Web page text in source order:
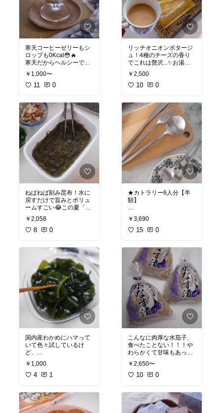
寒天コーヒーゼリーもシ
ロップも0Kcal😳🔥
寒天だからヘルシーで食
べ応えあるし、
食べる時は袋の上から揉
むだけ！牛乳加えても美
#オリジナル写真
￥1,000〜
11 0
ねばねば刻み昆布！水に
戻すだけで旨みとボリュ
ームすごい😂この夏「だ
し」にハマって何度も作
ってるけど、ここの本当
コスパいい◎キムチや納
#オリジナル写真
￥2,058
8 0
国内産わかめにハマって
いて色々試しているけ
ど、
ここのも肉厚で美味し
い〜！！
サラダ等のかさましに便
#オリジナル写真
￥1,000
4 1
リッチオニオンポタージ
ュ！4種のチーズの香り
でこれは贅沢...✨お湯を
注ぐだけで作れちゃうか
らパスタと合わせたり、
スープジャーに入れた
#オリジナル写真
￥2,500
10 0
★カトラリー6人分【半
額】
来客があったときにカト
ラリーがチグハグしてる
の
半年使ってみてプチプラ
なのに高級感あってオス
スメ🙆🏻‍♀️
#オリジナル写真
￥3,690
15 0
こんなに肉厚な水茄子、
食べたことない！！！や
わらかくて甘味もあっ
て、野菜なのにご飯がす
すむ♡しょっぱすぎるも
のもあったりするけど、
#オリジナル写真
￥2,650〜
10 0